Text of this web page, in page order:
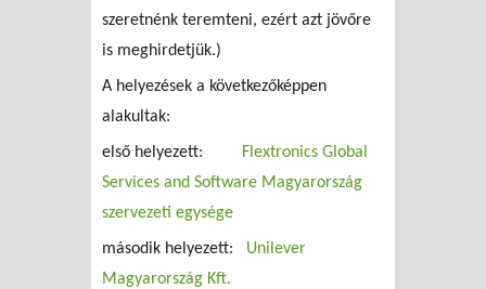
szeretnénk teremteni, ezért azt jövőre
is meghirdetjük.)
A helyezések a következőképpen
alakultak:
első helyezett:
Flextronics Global
Services and Software Magyarország
szervezeti egysége
második helyezett: Unilever
Magyarország Kft.